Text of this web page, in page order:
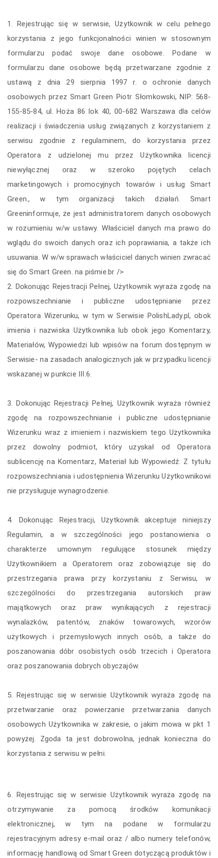
1. Rejestrując się w serwisie, Użytkownik w celu pełnego
korzystania z jego funkcjonalności winien w stosownym
formularzu podać swoje dane osobowe. Podane w
formularzu dane osobowe będą przetwarzane zgodnie z
ustawą z dnia 29 sierpnia 1997 r. o ochronie danych
osobowych przez Smart Green Piotr Słomkowski, NIP: 568-
155-85-84, ul. Hoża 86 lok 40, 00-682 Warszawa dla celów
realizacji i świadczenia usług związanych z korzystaniem z
serwisu zgodnie z regulaminem, do korzystania przez
Operatora z udzielonej mu przez Użytkownika licencji
niewyłącznej oraz w szeroko pojętych celach
marketingowych i promocyjnych towarów i usług Smart
Green., w tym organizacji takich działań. Smart
Greeninformuje, że jest administratorem danych osobowych
w rozumieniu w/w ustawy. Właściciel danych ma prawo do
wglądu do swoich danych oraz ich poprawiania, a także ich
usuwania. W w/w sprawach właściciel danych winien zwracać
się do Smart Green. na piśmie.br />
2. Dokonując Rejestracji Pełnej, Użytkownik wyraża zgodę na
rozpowszechnianie i publiczne udostępnianie przez
Operatora Wizerunku, w tym w Serwisie PolishLady.pl, obok
imienia i nazwiska Użytkownika lub obok jego Komentarzy,
Materiałów, Wypowiedzi lub wpisów na forum dostępnym w
Serwisie- na zasadach analogicznych jak w przypadku licencji
wskazanej w punkcie III.6.
3. Dokonując Rejestracji Pełnej, Użytkownik wyraża również
zgodę na rozpowszechnianie i publiczne udostępnianie
Wizerunku wraz z imieniem i nazwiskiem tego Użytkownika
przez dowolny podmiot, który uzyskał od Operatora
sublicencję na Komentarz, Materiał lub Wypowiedź. Z tytułu
rozpowszechniania i udostępnienia Wizerunku Użytkownikowi
nie przysługuje wynagrodzenie.
4. Dokonując Rejestracji, Użytkownik akceptuje niniejszy
Regulamin, a w szczególności jego postanowienia o
charakterze umownym regulujące stosunek między
Użytkownikiem a Operatorem oraz zobowiązuje się do
przestrzegania prawa przy korzystaniu z Serwisu, w
szczególności do przestrzegania autorskich praw
majątkowych oraz praw wynikających z rejestracji
wynalazków, patentów, znaków towarowych, wzorów
użytkowych i przemysłowych innych osób, a także do
poszanowania dóbr osobistych osób trzecich i Operatora
oraz poszanowania dobrych obyczajów.
5. Rejestrując się w serwisie Użytkownik wyraża zgodę na
przetwarzanie oraz powierzanie przetwarzania danych
osobowych Użytkownika w zakresie, o jakim mowa w pkt 1
powyżej. Zgoda ta jest dobrowolna, jednak konieczna do
korzystania z serwisu w pełni.
6. Rejestrując się w serwisie Użytkownik wyraża zgodę na
otrzymywanie za pomocą środków komunikacji
elektronicznej, w tym na podane w formularzu
rejestracyjnym adresy e-mail oraz / albo numery telefonów,
informację handlową od Smart Green dotyczącą produktów i